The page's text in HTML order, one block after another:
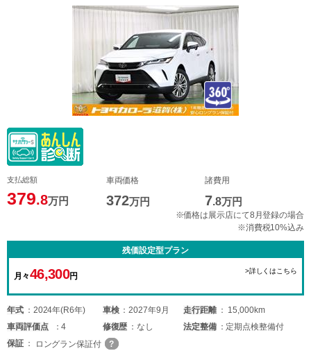
支払総額
379.8万円
車両価格
372万円
諸費用
7.8万円
※価格は展示店にて8月登録の場合
※消費税10%込み
残価設定型プラン
月々46,300円
>詳しくはこちら
年式 2024年(R6年) 車検 2027年9月 走行距離
15,000km
車両評価点 4 修復歴 なし 法定整備
定期点検整備付
保証
ロングラン保証付